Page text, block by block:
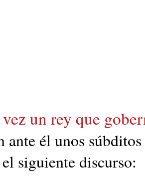
un rey que
ante él unos
siguiente